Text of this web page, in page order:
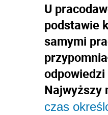
U
podstawie
samymi
Najwyższy
czas